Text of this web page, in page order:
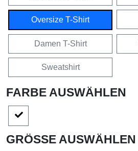
Oversize T-Shirt
Damen T-Shirt
Sweatshirt
FARBE AUSWÄHLEN
GRÖSSE AUSWÄHLEN